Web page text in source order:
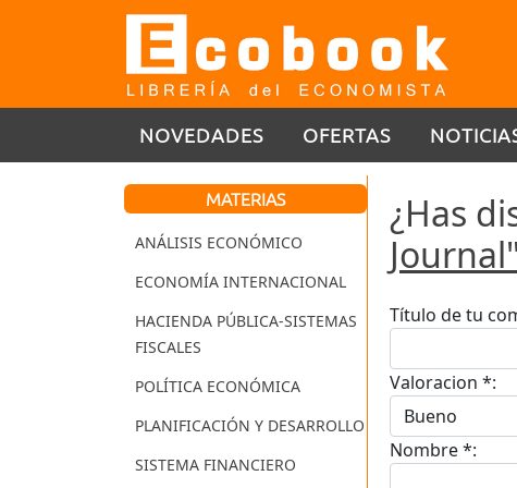
NOVEDADES OFERTAS
MATERIAS
ANÁLISIS ECONÓMICO
ECONOMÍA INTERNACIONAL
HACIENDA PÚBLICA-SISTEMAS
FISCALES
POLÍTICA ECONÓMICA
PLANIFICACIÓN Y DESARROLLO
SISTEMA FINANCIERO
¿Has
Título de tu
Valoracion *:
Nombre *: